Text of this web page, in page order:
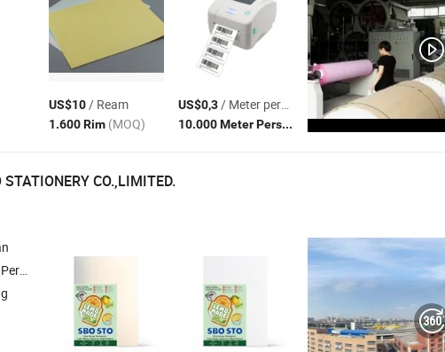
US$10/ Ream
1.600 Rim (MOQ)
US$0,3/ Meter persegi
10.000 Meter Persegi (MOQ)
CO.,LIMITED.
Kantor